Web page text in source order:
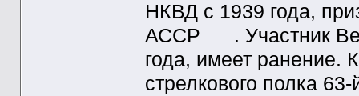
НКВД с 1939 года,
АССР . Участник
года, имеет ранение.
стрелкового полка